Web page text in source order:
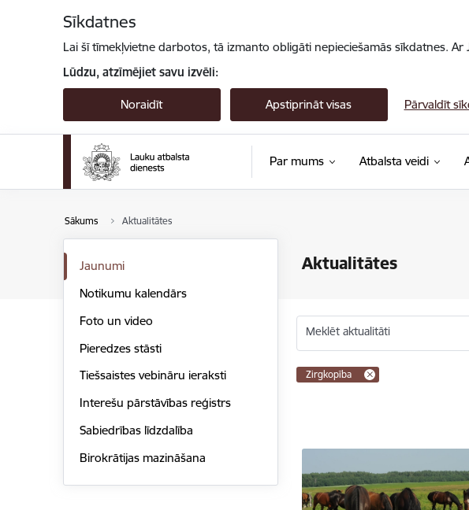
Sīkdatnes
Lai šī tīmekļvietne darbotos, tā izmanto obligāti nepieciešamās sīkdatnes.
Lūdzu, atzīmējiet savu izvēli:
Noraidīt Apstiprināt visas Pārvaldīt
Par mums Atbalsta veidi
Sākums Aktualitātes
Aktualitātes
Jaunumi
Notikumu kalendārs
Foto un video
Pieredzes stāsti
Tiešsaistes vebināru ieraksti
Interešu pārstāvības reģistrs
Sabiedrības līdzdalība
Birokrātijas mazināšana
Meklēt aktualitāti
Zirgkopība